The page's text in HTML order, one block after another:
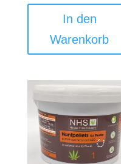
In den
Warenkorb